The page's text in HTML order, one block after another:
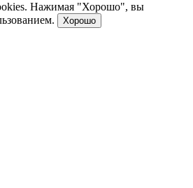
Нажимая "Хорошо", вы
Хорошо